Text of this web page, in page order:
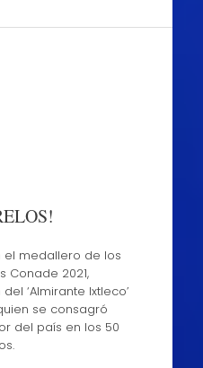
el medallero de los
Conade 2021,
‘Almirante Ixtleco’
se consagró
del país en los 50